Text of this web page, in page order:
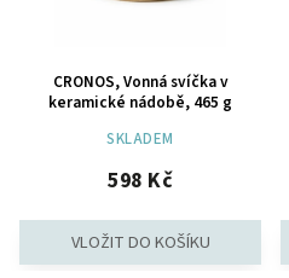
CRONOS, Vonná svíčka v
keramické nádobě, 465 g
SKLADEM
598 Kč